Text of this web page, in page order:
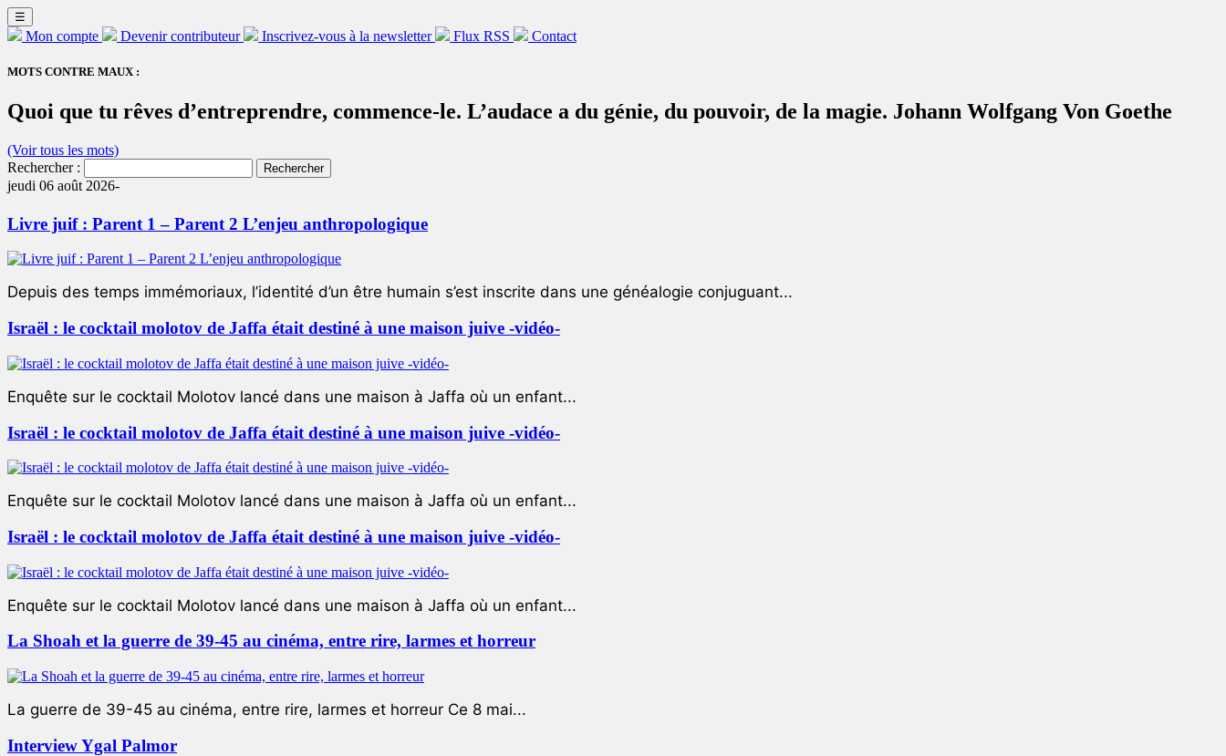
☰
Mon compte Devenir contributeur Inscrivez-vous à la newsletter Flux RSS Contact
MOTS CONTRE MAUX :
Quoi que tu rêves d’entreprendre, commence-le. L’audace a du génie, du pouvoir, de la magie. Johann Wolfgang Von Goethe
(Voir tous les mots)
Rechercher :
jeudi 06 août 2026-
Livre juif : Parent 1 – Parent 2 L’enjeu anthropologique
Depuis des temps immémoriaux, l’identité d’un être humain s’est inscrite dans une généalogie conjuguant...
Israël : le cocktail molotov de Jaffa était destiné à une maison juive -vidéo-
Enquête sur le cocktail Molotov lancé dans une maison à Jaffa où un enfant...
Israël : le cocktail molotov de Jaffa était destiné à une maison juive -vidéo-
Enquête sur le cocktail Molotov lancé dans une maison à Jaffa où un enfant...
Israël : le cocktail molotov de Jaffa était destiné à une maison juive -vidéo-
Enquête sur le cocktail Molotov lancé dans une maison à Jaffa où un enfant...
La Shoah et la guerre de 39-45 au cinéma, entre rire, larmes et horreur
La guerre de 39-45 au cinéma, entre rire, larmes et horreur Ce 8 mai...
Interview Ygal Palmor